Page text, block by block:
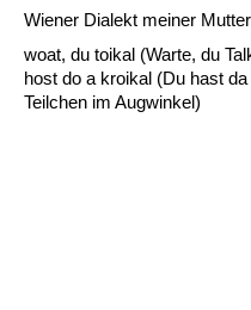
Wiener Dialekt meiner
woat, du toikal (Warte, du
host do a kroikal (Du hast
Teilchen im Augwinkel)